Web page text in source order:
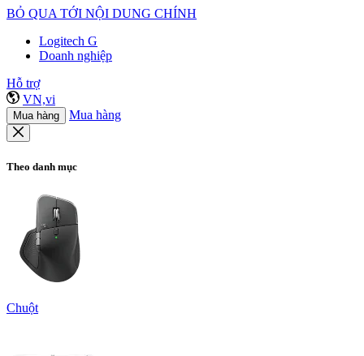
BỎ QUA TỚI NỘI DUNG CHÍNH
Logitech G
Doanh nghiệp
Hỗ trợ
VN,vi
Mua hàng Mua hàng
Theo danh mục
Chuột